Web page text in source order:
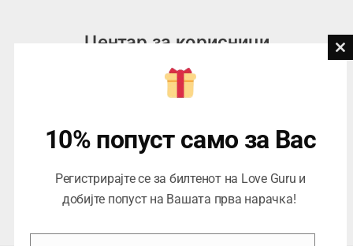
Центар за корисници
076945497; 076945498
contact@loveguru.mk
Саб – Нед: 10-18
10% попуст само за Вас
Регистрирајте се за билтенот на Love Guru и
добијте попуст на Вашата прва нарачка!